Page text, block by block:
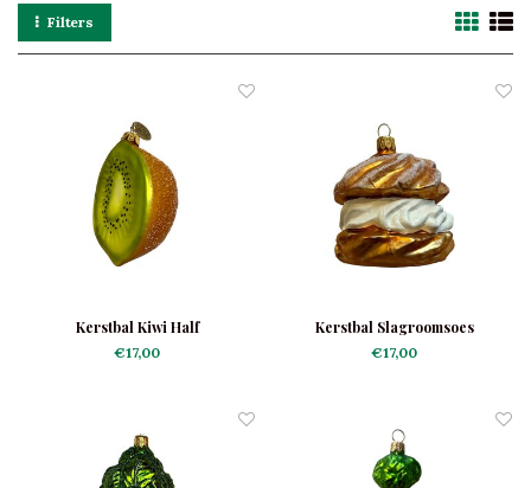
Filters
Kerstbal Kiwi Half
€17,00
Kerstbal Slagroomsoes
€17,00